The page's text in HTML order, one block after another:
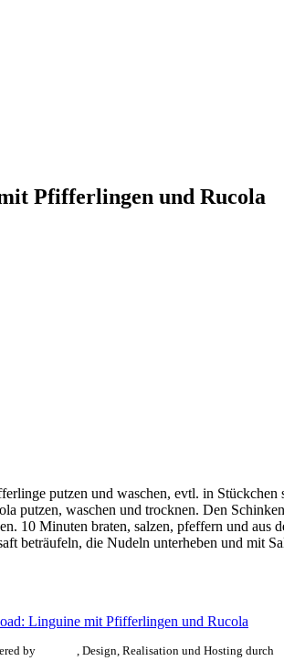
Pfifferlingen und Rucola
putzen und waschen, evtl. in
putzen, waschen und trocknen. Den
Minuten braten, salzen, pfeffern und aus
beträufeln, die Nudeln unterheben und mit
Linguine mit Pfifferlingen und Rucola
by , Design, Realisation und Hosting durch